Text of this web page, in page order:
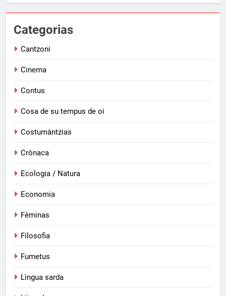
Categorias
Cantzoni
Cinema
Contus
Cosa de su tempus de oi
Costumàntzias
Crònaca
Ecologia / Natura
Economia
Fèminas
Filosofia
Fumetus
Lìngua sarda